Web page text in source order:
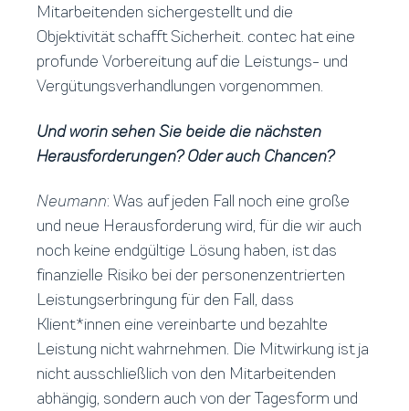
Mitarbeitenden sichergestellt und die
Objektivität schafft Sicherheit. contec hat eine
profunde Vorbereitung auf die Leistungs- und
Vergütungsverhandlungen vorgenommen.
Und worin sehen Sie beide die nächsten
Herausforderungen? Oder auch Chancen?
Neumann: Was auf jeden Fall noch eine große
und neue Herausforderung wird, für die wir auch
noch keine endgültige Lösung haben, ist das
finanzielle Risiko bei der personenzentrierten
Leistungserbringung für den Fall, dass
Klient*innen eine vereinbarte und bezahlte
Leistung nicht wahrnehmen. Die Mitwirkung ist ja
nicht ausschließlich von den Mitarbeitenden
abhängig, sondern auch von der Tagesform und